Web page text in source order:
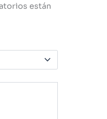
están